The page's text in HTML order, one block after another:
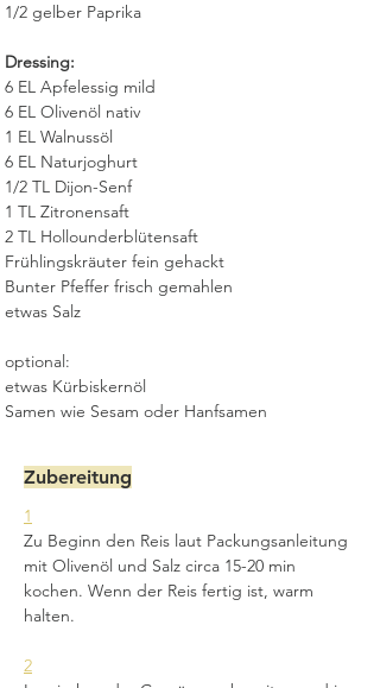
1/2 gelber Paprika
Dressing:
6 EL Apfelessig mild
6 EL Olivenöl nativ
1 EL Walnussöl
6 EL Naturjoghurt
1/2 TL Dijon-Senf
1 TL Zitronensaft
2 TL Hollounderblütensaft
Frühlingskräuter fein gehackt
Bunter Pfeffer frisch gemahlen
etwas Salz
optional:
etwas Kürbiskernöl
Samen wie Sesam oder Hanfsamen
Zubereitung
1
Zu Beginn den Reis laut Packungsanleitung
mit Olivenöl und Salz circa 15-20 min
kochen. Wenn der Reis fertig ist, warm
halten.
2